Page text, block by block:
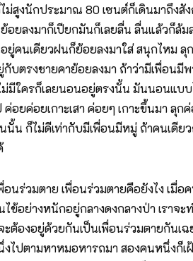
ม่สูงนักประมาณ 80 เซนต์ก็เดินมาถึงสั
อยลงมาก็เปียกมันก็เลยลื่น ลื่นแล้วก็ล้
ยู่คนเดียวฝนก็ย้อยลงมาใส่ สนุกไหม ลุ
บตรงชายคาย้อยลงมาถ้าว่ามีเพื่อนมี
ม่มีใครก็เลยนอนอยู่ตรงนั้น มันนอนแบ
อยค่อยเกาะเสา ค่อยๆ เกาะขึ้นมา ลุก
นั้น ก็ไม่ดีเท่ากับมีเพื่อนมีหมู่ ถ้าคนเดี
นร่วมตาย เพื่อนร่วมตายคือยังไง เมื่อ
ข้อย่างหนักอยู่กลางดงกลางป่า เราจะท
ต้องอยู่ด้วยกันเป็นเพื่อนร่วมตายกันเ
ไปตามหาหมอหารถมา สองคนหนึ่งก็เ